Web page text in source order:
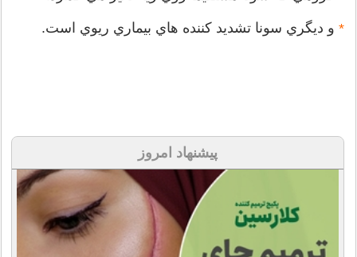
*و ديگري سونا تشديد كننده‌ هاي بيماري ريوي است.
پیشنهاد امروز